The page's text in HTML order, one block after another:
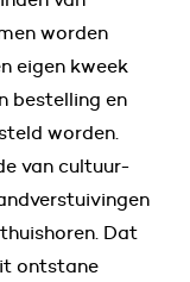
worden
eigen kweek
bestelling en
worden.
van cultuur-
Dat
ontstane